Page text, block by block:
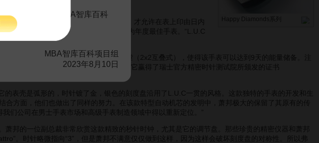
Happy Diamonds系列
极为严格的测试。只有通过了这种检验，才允许在表上印由日内
表由专业记者和手表零售商
推 荐，当选为年度最佳手表。“L.U.C
。
可谓绝对的创新，因为它运用了四膛（2x2互叠式），使得该手表可以达到9天的能量储备。注
设计致使手表可以走得更为准时，也为它赢得了瑞士官方精密时针测试院所颁发的证书
壳是弧形的，时针镀了金，银色的刻度盘沿用了L.U.C一贯的风格。这款独特的手表的开发和生
方面，他们也做出了同样的努力。在该款特型自动机芯的发明中，萧邦极大的保留了其原有的传
我们公司在男士手表市场和高级手表制造领域中得以重新定位。”
萧邦的一位副总裁非常欣赏这款精致的秒针时钟，尤其是它的调节盘。那些珍贵的精密仪器和萧邦
。时针略微指向“3”，但是萧邦不满意仅仅做到这样，因为这样会破坏刻度盘的对称性。所以弗
。诚邀您加入MBA智库百科
步！
MBA智库百科项目组
2023年8月10日